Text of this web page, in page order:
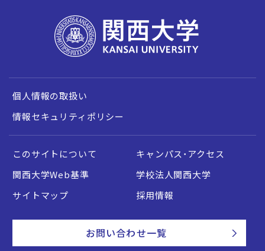
個人情報の取扱い
情報セキュリティポリシー
このサイトについて
キャンパス・アクセス
関西大学Web基準
学校法人関西大学
サイトマップ
採用情報
お問い合わせ一覧